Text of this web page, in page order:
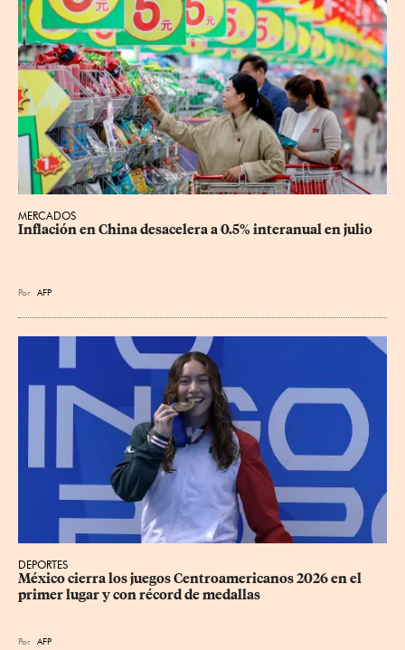
MERCADOS
Inflación en China desacelera a 0.5% interanual en julio
Por AFP
DEPORTES
México cierra los juegos Centroamericanos 2026 en el
primer lugar y con récord de medallas
Por AFP